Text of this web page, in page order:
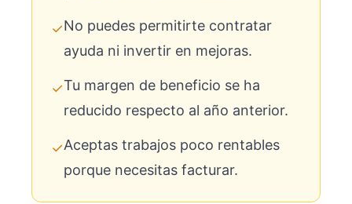
✓No puedes permitirte contratar
ayuda ni invertir en mejoras.
✓Tu margen de beneficio se ha
reducido respecto al año anterior.
✓Aceptas trabajos poco rentables
porque necesitas facturar.